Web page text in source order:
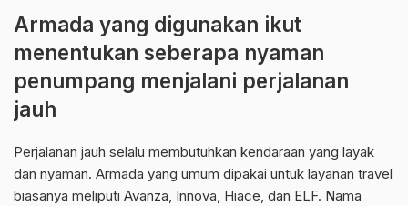
Armada yang digunakan ikut
menentukan seberapa nyaman
penumpang menjalani perjalanan
jauh
Perjalanan jauh selalu membutuhkan kendaraan yang layak
dan nyaman. Armada yang umum dipakai untuk layanan travel
biasanya meliputi Avanza, Innova, Hiace, dan ELF. Nama